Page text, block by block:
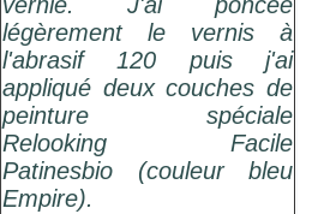
vernie. J'ai poncée
légèrement le vernis à
l'abrasif 120 puis j'ai
appliqué deux couches de
peinture spéciale
Relooking Facile
Patinesbio (couleur bleu
Empire).